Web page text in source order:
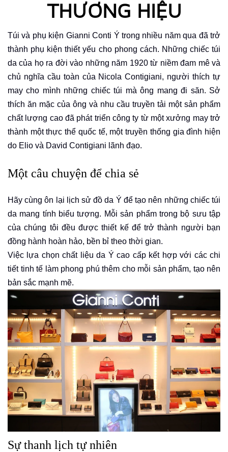
THƯƠNG HIỆU
Túi và phụ kiện Gianni Conti Ý trong nhiều năm qua đã trở
thành phụ kiện thiết yếu cho phong cách. Những chiếc túi
da của họ ra đời vào những năm 1920 từ niềm đam mê và
chủ nghĩa cầu toàn của Nicola Contigiani, người thích tự
may cho mình những chiếc túi mà ông mang đi săn. Sở
thích ăn mặc của ông và nhu cầu truyền tải một sản phẩm
chất lượng cao đã phát triển công ty từ một xưởng may trở
thành một thực thể quốc tế, một truyền thống gia đình hiện
do Elio và David Contigiani lãnh đạo.
Một câu chuyện để chia sẻ
Hãy cùng ôn lại lịch sử đồ da Ý để tạo nên những chiếc túi
da mang tính biểu tượng. Mỗi sản phẩm trong bộ sưu tập
của chúng tôi đều được thiết kế để trở thành người bạn
đồng hành hoàn hảo, bền bỉ theo thời gian.
Việc lựa chọn chất liệu da Ý cao cấp kết hợp với các chi
tiết tinh tế làm phong phú thêm cho mỗi sản phẩm, tạo nên
bản sắc mạnh mẽ.
Sự thanh lịch tự nhiên